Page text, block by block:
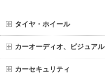
タイヤ・ホイール
カーオーディオ、ビジュアル
カーセキュリティ